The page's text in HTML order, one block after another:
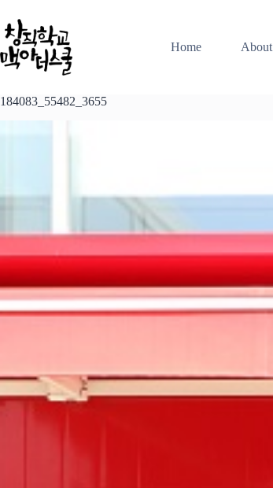
문
으
로
뛰
Home About
184083_55482_3655